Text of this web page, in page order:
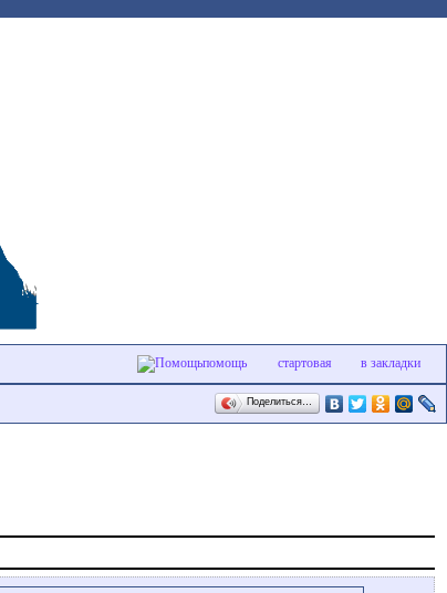
помощь стартовая в закладки
Поделиться…